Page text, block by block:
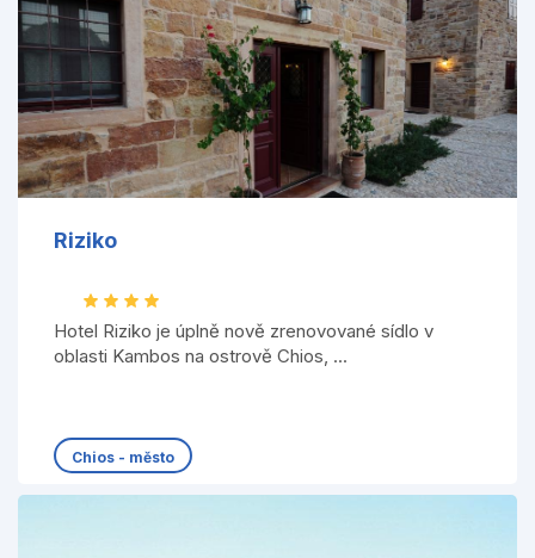
Riziko
Hotel Riziko je úplně nově zrenovované sídlo v
oblasti Kambos na ostrově Chios, ...
Chios - město